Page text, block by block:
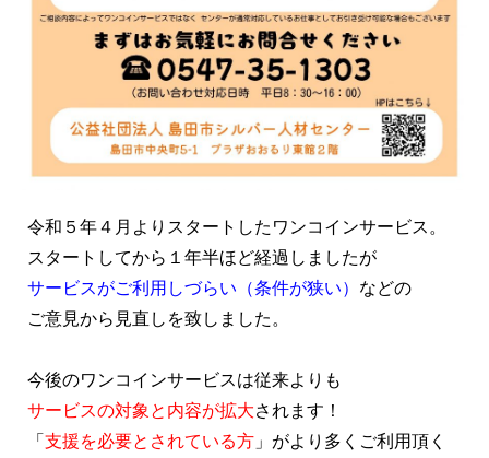
令和５年４月よりスタートしたワンコインサービス。
スタートしてから１年半ほど経過しましたが
サービスがご利用しづらい（条件が狭い） などの
ご意見から見直しを致しました。
今後のワンコインサービスは従来よりも
サービスの対象と内容が拡大されます！
「 支援を必要とされている方 」がより多くご利用頂く